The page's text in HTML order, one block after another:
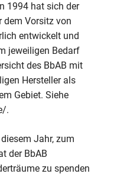
1994 hat sich der
dem Vorsitz von
entwickelt und
jeweiligen Bedarf
des BbAB mit
Hersteller als
Gebiet. Siehe
.
Jahr, zum
der BbAB
zu spenden